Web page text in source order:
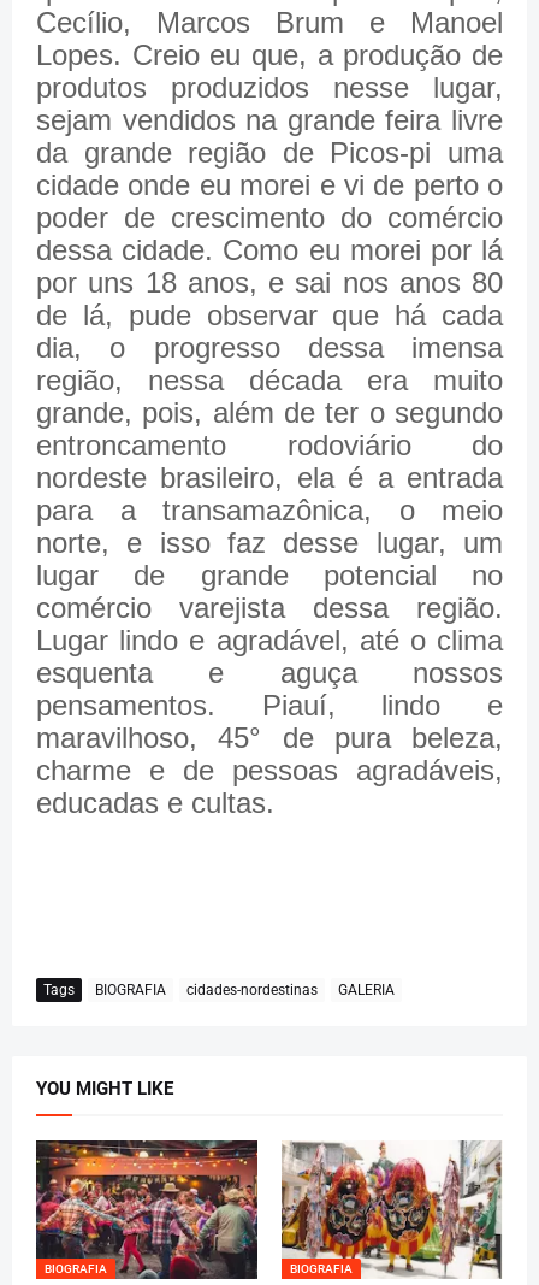
Cecílio, Marcos Brum e Manoel
Lopes. Creio eu que, a produção de
produtos produzidos nesse lugar,
sejam vendidos na grande feira livre
da grande região de Picos-pi uma
cidade onde eu morei e vi de perto o
poder de crescimento do comércio
dessa cidade. Como eu morei por lá
por uns 18 anos, e sai nos anos 80
de lá, pude observar que há cada
dia, o progresso dessa imensa
região, nessa década era muito
grande, pois, além de ter o segundo
entroncamento rodoviário do
nordeste brasileiro, ela é a entrada
para a transamazônica, o meio
norte, e isso faz desse lugar, um
lugar de grande potencial no
comércio varejista dessa região.
Lugar lindo e agradável, até o clima
esquenta e aguça nossos
pensamentos. Piauí, lindo e
maravilhoso, 45° de pura beleza,
charme e de pessoas agradáveis,
educadas e cultas.
Tags BIOGRAFIA cidades-nordestinas GALERIA
YOU MIGHT LIKE
BIOGRAFIA BIOGRAFIA